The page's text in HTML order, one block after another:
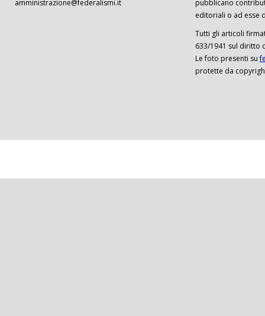
amministrazione@federalismi.it
pubblicano
editoriali o ad esse
Tutti gli articoli
633/1941 sul diritto
Le foto presenti su
protette da